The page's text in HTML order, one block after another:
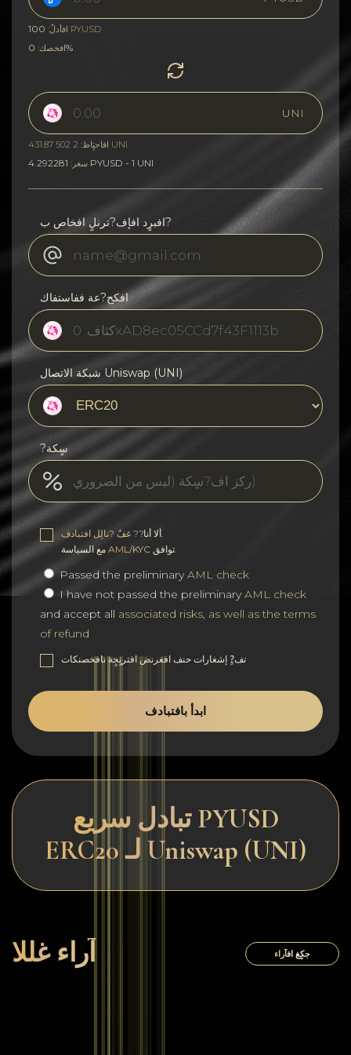
افأدلٌ: 100
PYUSD
افخصك:0%
UNI
افاحتٍاظ: 2 502 431.87 UNI
سغر: 4.292281 PYUSD - 1 UNI
افبرٍد افإف?ترنلٍ افخاص ب?
افكح?عة ففاستفاك
شبكة الاتصال Uniswap (UNI)
?سٍكة
ألا أنا?? غفٌ ?نالٍل افتبادف
AML/KYC
Passed the preliminaryAML check
I have not passed the preliminaryAML check
and accept all associated risks, as well as the terms
of refund
تف?ٍ إشغارات حنف افغرنض افترنٍجٍة نافخصنكات
ابدأ بافتبادف
تبادل سريع PYUSD
ERC20 لـ Uniswap (UNI)
آراء غللا جكٍغ افآراء